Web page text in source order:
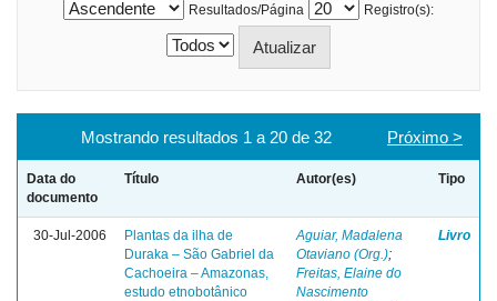
Resultados/Página
Registro(s):
Mostrando resultados 1 a 20 de 32 Próximo >
Data do
documento
Título Autor(es) Tipo
30-Jul-2006
Plantas da ilha de
Duraka – São Gabriel da
Cachoeira – Amazonas,
estudo etnobotânico
Aguiar, Madalena
Otaviano (Org.);
Freitas, Elaine do
Nascimento
Livro